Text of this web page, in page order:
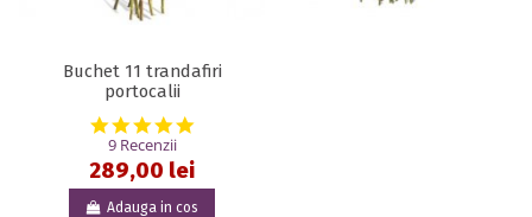
Buchet 11 trandafiri
portocalii
5.0 star rating
9 Recenzii
289,00 lei
Adauga in cos